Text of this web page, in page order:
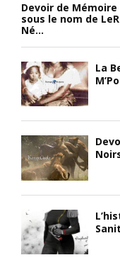
Devoir de
sous le nom de
Né...
La